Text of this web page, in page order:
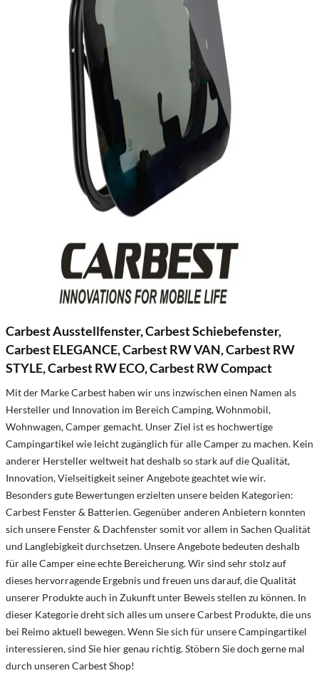
Carbest Ausstellfenster, Carbest Schiebefenster,
Carbest ELEGANCE, Carbest RW VAN, Carbest RW
STYLE, Carbest RW ECO, Carbest RW Compact
Mit der Marke Carbest haben wir uns inzwischen einen Namen als
Hersteller und Innovation im Bereich Camping, Wohnmobil,
Wohnwagen, Camper gemacht. Unser Ziel ist es hochwertige
Campingartikel wie leicht zugänglich für alle Camper zu machen. Kein
anderer Hersteller weltweit hat deshalb so stark auf die Qualität,
Innovation, Vielseitigkeit seiner Angebote geachtet wie wir.
Besonders gute Bewertungen erzielten unsere beiden Kategorien:
Carbest Fenster & Batterien. Gegenüber anderen Anbietern konnten
sich unsere Fenster & Dachfenster somit vor allem in Sachen Qualität
und Langlebigkeit durchsetzen. Unsere Angebote bedeuten deshalb
für alle Camper eine echte Bereicherung. Wir sind sehr stolz auf
dieses hervorragende Ergebnis und freuen uns darauf, die Qualität
unserer Produkte auch in Zukunft unter Beweis stellen zu können. In
dieser Kategorie dreht sich alles um unsere Carbest Produkte, die uns
bei Reimo aktuell bewegen. Wenn Sie sich für unsere Campingartikel
interessieren, sind Sie hier genau richtig. Stöbern Sie doch gerne mal
durch unseren Carbest Shop!